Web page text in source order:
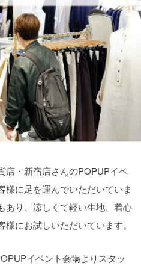
店・新宿店さんのPOPUPイベ
様に足を運んでいただいていま
あり、涼しくて軽い生地、着心
にお試しいただいています。
イベント会場よりスタッ